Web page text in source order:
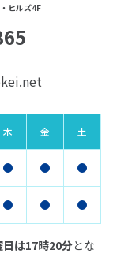
ヒルズ4F
木 金 土
は17時20分とな